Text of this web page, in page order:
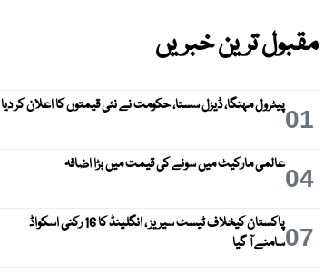
مقبول ترین خبریں
01پیٹرول مہنگا، ڈیزل سستا، حکومت نے نئی قیمتوں کا اعلان کر دیا
04عالمی مارکیٹ میں سونے کی قیمت میں بڑا اضافہ
07
پاکستان کیخلاف ٹیسٹ سیریز ، انگلینڈ کا 16 رکنی اسکواڈ
سامنے آ گیا